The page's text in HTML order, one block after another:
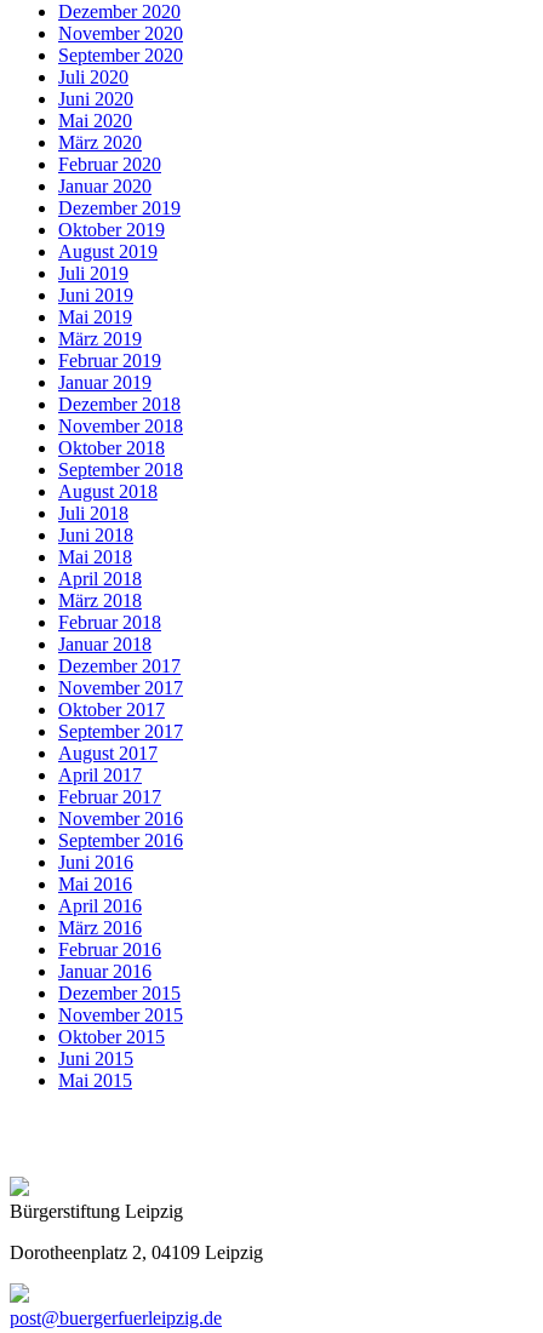
Dezember 2020
November 2020
September 2020
Juli 2020
Juni 2020
Mai 2020
März 2020
Februar 2020
Januar 2020
Dezember 2019
Oktober 2019
August 2019
Juli 2019
Juni 2019
Mai 2019
März 2019
Februar 2019
Januar 2019
Dezember 2018
November 2018
Oktober 2018
September 2018
August 2018
Juli 2018
Juni 2018
Mai 2018
April 2018
März 2018
Februar 2018
Januar 2018
Dezember 2017
November 2017
Oktober 2017
September 2017
August 2017
April 2017
Februar 2017
November 2016
September 2016
Juni 2016
Mai 2016
April 2016
März 2016
Februar 2016
Januar 2016
Dezember 2015
November 2015
Oktober 2015
Juni 2015
Mai 2015
Bürgerstiftung Leipzig
Dorotheenplatz 2, 04109 Leipzig
post@buergerfuerleipzig.de